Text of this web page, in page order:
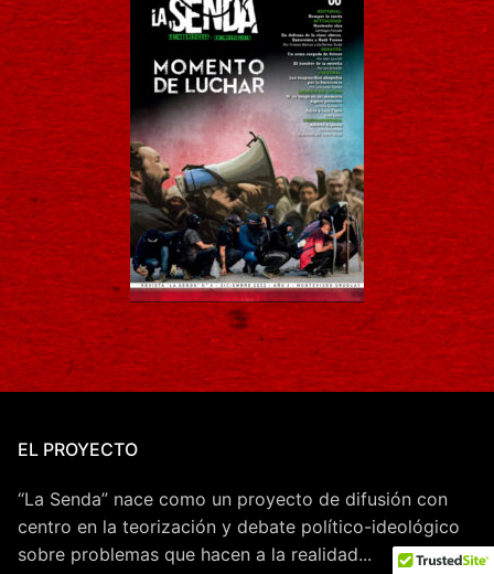
EL PROYECTO
“La Senda” nace como un proyecto de difusión con
centro en la teorización y debate político-ideológico
sobre problemas que hacen a la realidad...